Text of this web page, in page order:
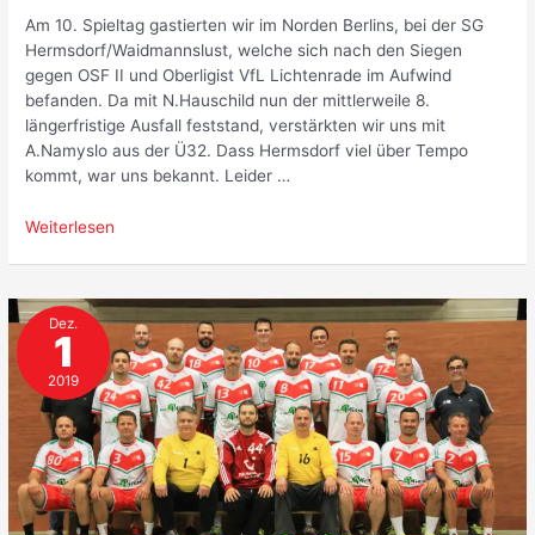
Am 10. Spieltag gastierten wir im Norden Berlins, bei der SG
Hermsdorf/Waidmannslust, welche sich nach den Siegen
gegen OSF II und Oberligist VfL Lichtenrade im Aufwind
befanden. Da mit N.Hauschild nun der mittlerweile 8.
längerfristige Ausfall feststand, verstärkten wir uns mit
A.Namyslo aus der Ü32. Dass Hermsdorf viel über Tempo
kommt, war uns bekannt. Leider …
1.
Rennerhandball
in
Hermsdorf!
Weiterlesen
Dez.
1
2019